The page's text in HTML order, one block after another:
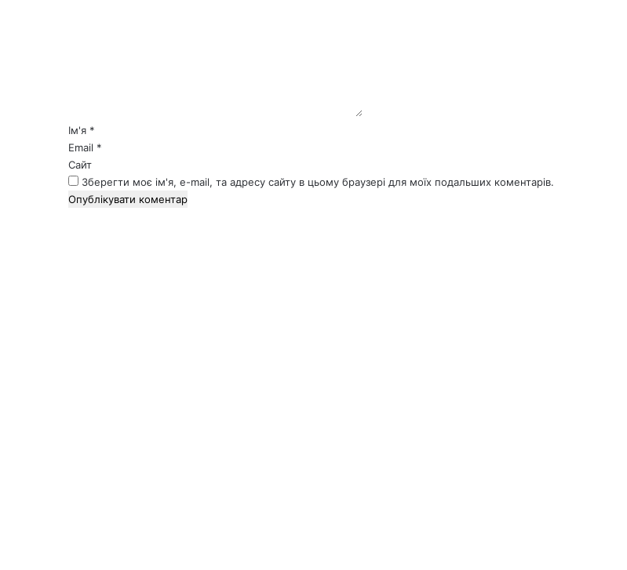
*Ім'я *
Email *
Сайт
Зберегти моє ім'я, e-mail, та адресу сайту в цьому браузері для моїх подальших коментарів.